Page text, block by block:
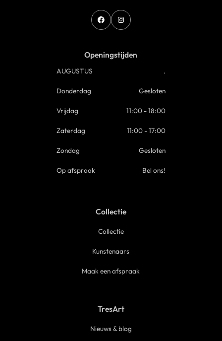
Openingstijden
AUGUSTUS .
Donderdag Gesloten
Vrijdag 11:00 - 18:00
Zaterdag 11:00 - 17:00
Zondag Gesloten
Op afspraak Bel ons!
Collectie
Collectie
Kunstenaars
Maak een afspraak
TresArt
Nieuws & blog